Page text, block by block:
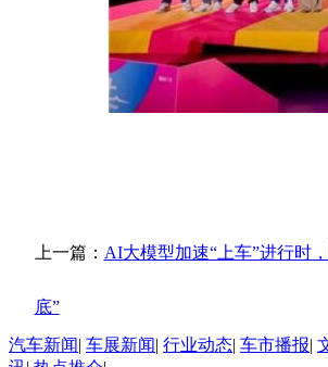
上一篇： AI大模型加速“上车”进行时
底”
汽车新闻| 车展新闻| 行业动态| 车市播报|